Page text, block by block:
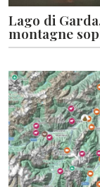
Lago di
montagne